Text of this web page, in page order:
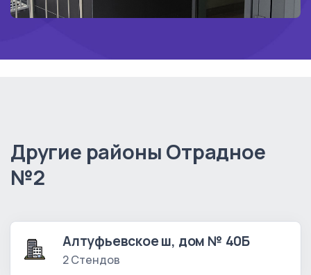
Другие районы Отрадное
№2
Алтуфьевское ш, дом № 40Б
2 Стендов